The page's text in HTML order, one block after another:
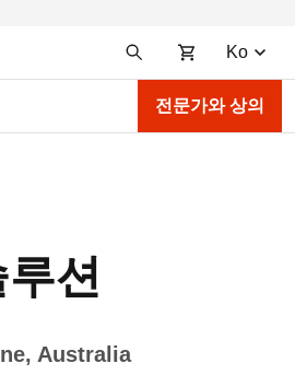
Ko
전문가와 상의
션
Australia